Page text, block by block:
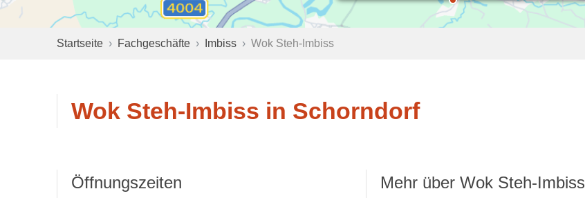
Startseite Fachgeschäfte Imbiss Wok Steh-Imbiss
Wok Steh-Imbiss in Schorndorf
Öffnungszeiten Mehr über Wok Steh-Imbiss